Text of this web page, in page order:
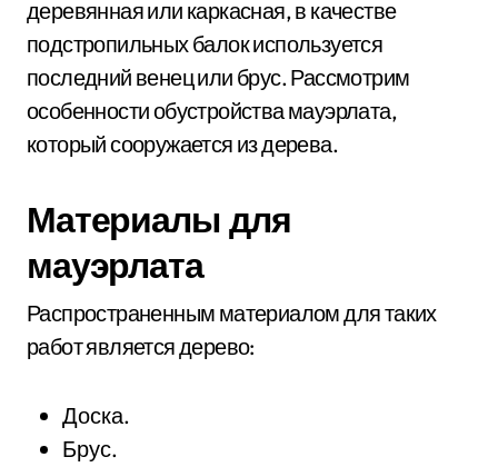
деревянная или каркасная, в качестве
подстропильных балок используется
последний венец или брус. Рассмотрим
особенности обустройства мауэрлата,
который сооружается из дерева.
Материалы для
мауэрлата
Распространенным материалом для таких
работ является дерево:
Доска.
Брус.